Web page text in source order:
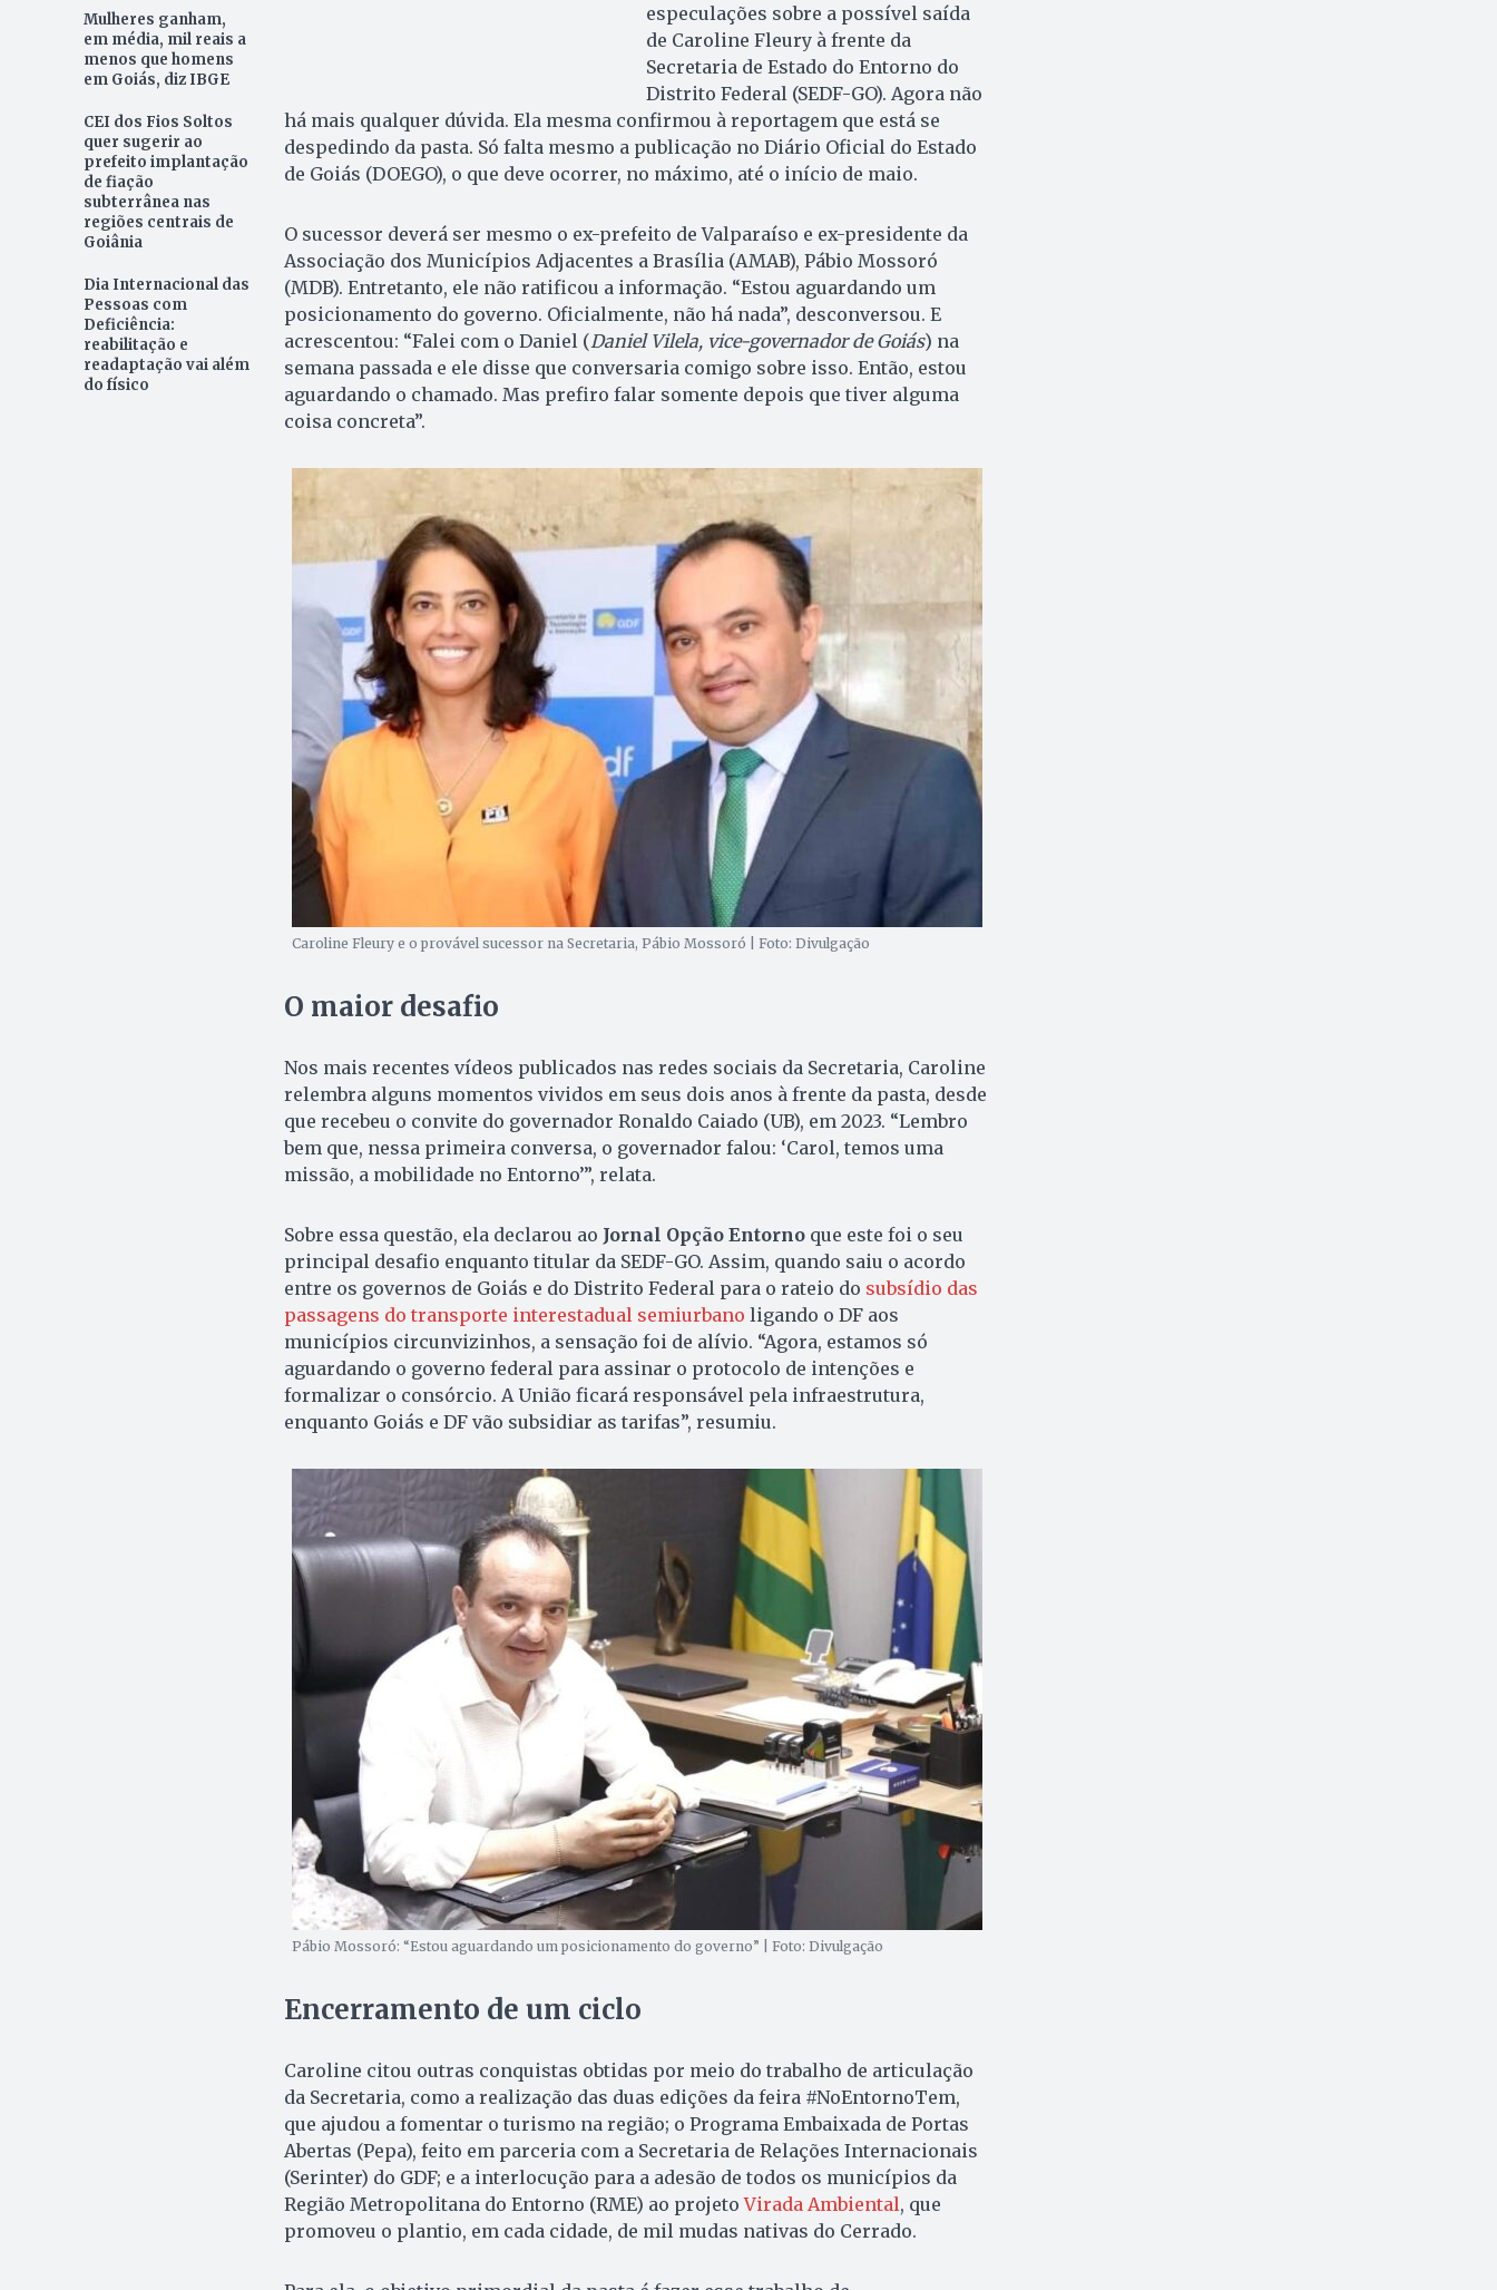
Mulheres ganham,
em média, mil reais a
menos que homens
em Goiás, diz IBGE
CEI dos Fios Soltos
quer sugerir ao
prefeito implantação
de fiação
subterrânea nas
regiões centrais de
Goiânia
Dia Internacional das
Pessoas com
Deficiência:
reabilitação e
readaptação vai além
do físico
especulações sobre a possível saída
de Caroline Fleury à frente da
Secretaria de Estado do Entorno do
Distrito Federal (SEDF-GO). Agora não
há mais qualquer dúvida. Ela mesma confirmou à reportagem que está se
despedindo da pasta. Só falta mesmo a publicação no Diário Oficial do Estado
de Goiás (DOEGO), o que deve ocorrer, no máximo, até o início de maio.
O sucessor deverá ser mesmo o ex-prefeito de Valparaíso e ex-presidente da
Associação dos Municípios Adjacentes a Brasília (AMAB), Pábio Mossoró
(MDB). Entretanto, ele não ratificou a informação. “Estou aguardando um
posicionamento do governo. Oficialmente, não há nada”, desconversou. E
acrescentou: “Falei com o Daniel (Daniel Vilela, vice-governador de Goiás) na
semana passada e ele disse que conversaria comigo sobre isso. Então, estou
aguardando o chamado. Mas prefiro falar somente depois que tiver alguma
coisa concreta”.
Caroline Fleury e o provável sucessor na Secretaria, Pábio Mossoró | Foto: Divulgação
O maior desafio
Nos mais recentes vídeos publicados nas redes sociais da Secretaria, Caroline
relembra alguns momentos vividos em seus dois anos à frente da pasta, desde
que recebeu o convite do governador Ronaldo Caiado (UB), em 2023. “Lembro
bem que, nessa primeira conversa, o governador falou: ‘Carol, temos uma
missão, a mobilidade no Entorno’”, relata.
Sobre essa questão, ela declarou ao Jornal Opção Entornoque este foi o seu
principal desafio enquanto titular da SEDF-GO. Assim, quando saiu o acordo
entre os governos de Goiás e do Distrito Federal para o rateio do subsídio das
passagens do transporte interestadual semiurbano ligando o DF aos
municípios circunvizinhos, a sensação foi de alívio. “Agora, estamos só
aguardando o governo federal para assinar o protocolo de intenções e
formalizar o consórcio. A União ficará responsável pela infraestrutura,
enquanto Goiás e DF vão subsidiar as tarifas”, resumiu.
Pábio Mossoró: “Estou aguardando um posicionamento do governo” | Foto: Divulgação
Encerramento de um ciclo
Caroline citou outras conquistas obtidas por meio do trabalho de articulação
da Secretaria, como a realização das duas edições da feira #NoEntornoTem,
que ajudou a fomentar o turismo na região; o Programa Embaixada de Portas
Abertas (Pepa), feito em parceria com a Secretaria de Relações Internacionais
(Serinter) do GDF; e a interlocução para a adesão de todos os municípios da
Região Metropolitana do Entorno (RME) ao projetoVirada Ambiental, que
promoveu o plantio, em cada cidade, de mil mudas nativas do Cerrado.